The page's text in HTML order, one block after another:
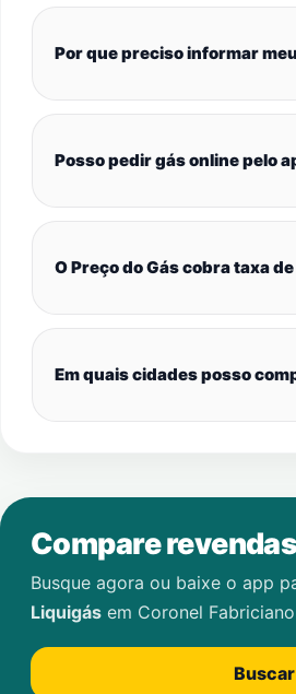
Por que preciso informar
Posso pedir gás online pelo
O Preço do Gás cobra taxa
Em quais cidades posso
Compare
Busque agora ou baixe o app
Liquigás em Coronel Fabriciano